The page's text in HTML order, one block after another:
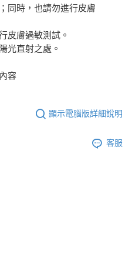
同時，也請勿進行皮膚
皮膚過敏測試。
光直射之處。
容
顯示電腦版詳細說明
客服